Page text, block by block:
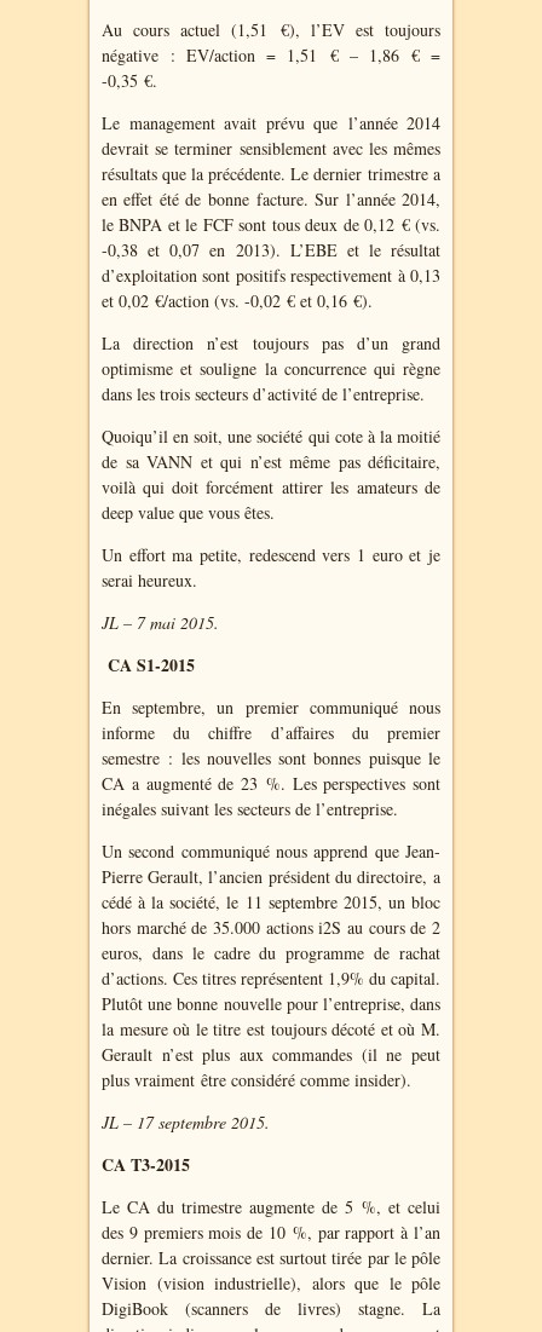
Au cours actuel (1,51 €), l’EV est toujours
négative : EV/action = 1,51 € – 1,86 € =
-0,35 €.
Le management avait prévu que l’année 2014
devrait se terminer sensiblement avec les mêmes
résultats que la précédente. Le dernier trimestre a
en effet été de bonne facture. Sur l’année 2014,
le BNPA et le FCF sont tous deux de 0,12 € (vs.
-0,38 et 0,07 en 2013). L’EBE et le résultat
d’exploitation sont positifs respectivement à 0,13
et 0,02 €/action (vs. -0,02 € et 0,16 €).
La direction n’est toujours pas d’un grand
optimisme et souligne la concurrence qui règne
dans les trois secteurs d’activité de l’entreprise.
Quoiqu’il en soit, une société qui cote à la moitié
de sa VANN et qui n’est même pas déficitaire,
voilà qui doit forcément attirer les amateurs de
deep value que vous êtes.
Un effort ma petite, redescend vers 1 euro et je
serai heureux.
JL – 7 mai 2015.
CA S1-2015
En septembre, un premier communiqué nous
informe du chiffre d’affaires du premier
semestre : les nouvelles sont bonnes puisque le
CA a augmenté de 23 %. Les perspectives sont
inégales suivant les secteurs de l’entreprise.
Un second communiqué nous apprend que Jean-
Pierre Gerault, l’ancien président du directoire, a
cédé à la société, le 11 septembre 2015, un bloc
hors marché de 35.000 actions i2S au cours de 2
euros, dans le cadre du programme de rachat
d’actions. Ces titres représentent 1,9% du capital.
Plutôt une bonne nouvelle pour l’entreprise, dans
la mesure où le titre est toujours décoté et où M.
Gerault n’est plus aux commandes (il ne peut
plus vraiment être considéré comme insider).
JL – 17 septembre 2015.
CA T3-2015
Le CA du trimestre augmente de 5 %, et celui
des 9 premiers mois de 10 %, par rapport à l’an
dernier. La croissance est surtout tirée par le pôle
Vision (vision industrielle), alors que le pôle
DigiBook (scanners de livres) stagne. La